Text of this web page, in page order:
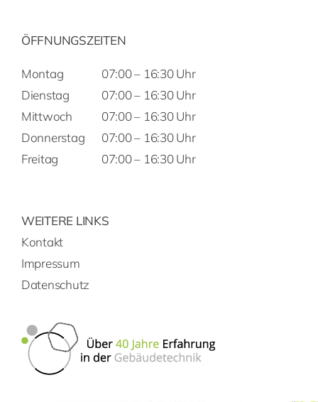
ÖFFNUNGSZEITEN
Montag
Dienstag
Mittwoch
Donnerstag
Freitag
07:00 – 16:30 Uhr
07:00 – 16:30 Uhr
07:00 – 16:30 Uhr
07:00 – 16:30 Uhr
07:00 – 16:30 Uhr
WEITERE LINKS
Kontakt
Impressum
Datenschutz